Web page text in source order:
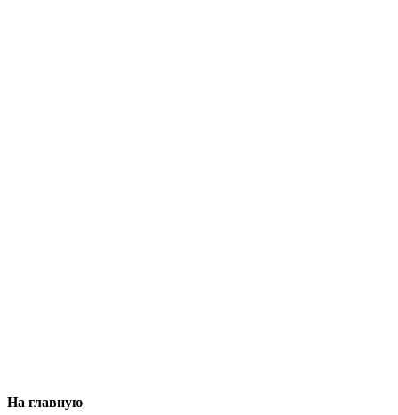
На главную